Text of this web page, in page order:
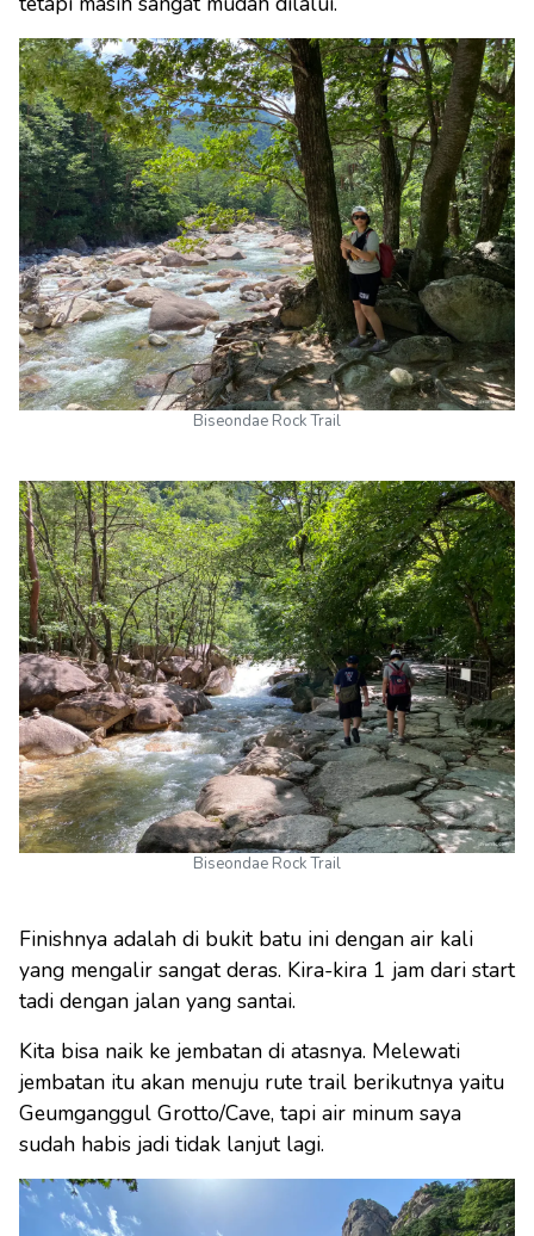
Biseondae Rock Trail
Biseondae Rock Trail
Finishnya adalah di bukit batu ini dengan air kali
yang mengalir sangat deras. Kira-kira 1 jam dari start
tadi dengan jalan yang santai.
Kita bisa naik ke jembatan di atasnya. Melewati
jembatan itu akan menuju rute trail berikutnya yaitu
Geumganggul Grotto/Cave, tapi air minum saya
sudah habis jadi tidak lanjut lagi.